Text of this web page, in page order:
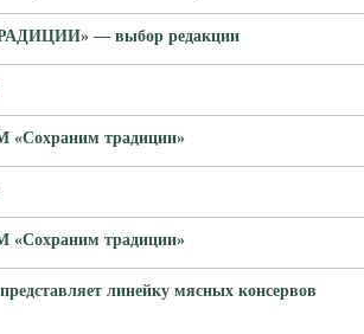
— выбор редакции
«Сохраним традиции»
«Сохраним традиции»
линейку мясных консервов